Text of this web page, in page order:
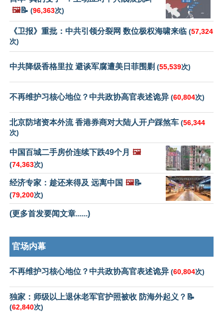
🖼️📝 (96,363次)
《卫报》重批：中共引领分裂网 数位极权海啸来临 (57,324
次)
中共降级香格里拉 避谈军腐遭美日菲围剿 (55,539次)
不再维护习核心地位？中共政协高官表述诡异 (60,804次)
北京防堵资本外流 香港券商对大陆人开户踩煞车 (56,344
次)
中国百城二手房价连续下跌49个月 🖼️
(74,363次)
经济专家：趁还来得及 远离中国 🖼️📝
(79,200次)
(更多首发要闻文章......)
官场内幕
不再维护习核心地位？中共政协高官表述诡异 (60,804次)
独家：师级以上退休老军官护照被收 防海外起义？📝
(62,840次)